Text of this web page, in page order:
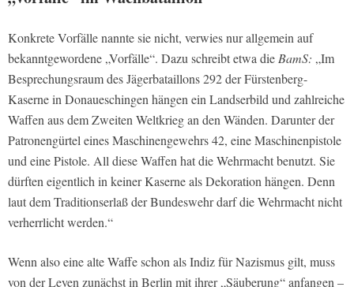
Konkrete Vorfälle nannte sie nicht, verwies nur allgemein auf
bekanntgewordene „Vorfälle“. Dazu schreibt etwa die BamS: „Im
Besprechungsraum des Jägerbataillons 292 der Fürstenberg-
Kaserne in Donaueschingen hängen ein Landserbild und zahlreiche
Waffen aus dem Zweiten Weltkrieg an den Wänden. Darunter der
Patronengürtel eines Maschinengewehrs 42, eine Maschinenpistole
und eine Pistole. All diese Waffen hat die Wehrmacht benutzt. Sie
dürften eigentlich in keiner Kaserne als Dekoration hängen. Denn
laut dem Traditionserlaß der Bundeswehr darf die Wehrmacht nicht
verherrlicht werden.“
Wenn also eine alte Waffe schon als Indiz für Nazismus gilt, muss
von der Leyen zunächst in Berlin mit ihrer „Säuberung“ anfangen –